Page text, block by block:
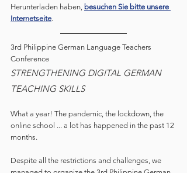
Herunterladen haben, besuchen Sie bitte unsere
Internetseite.
3rd Philippine German Language Teachers
Conference
STRENGTHENING DIGITAL GERMAN
TEACHING SKILLS
What a year! The pandemic, the lockdown, the
online school ... a lot has happened in the past 12
months.
Despite all the restrictions and challenges, we